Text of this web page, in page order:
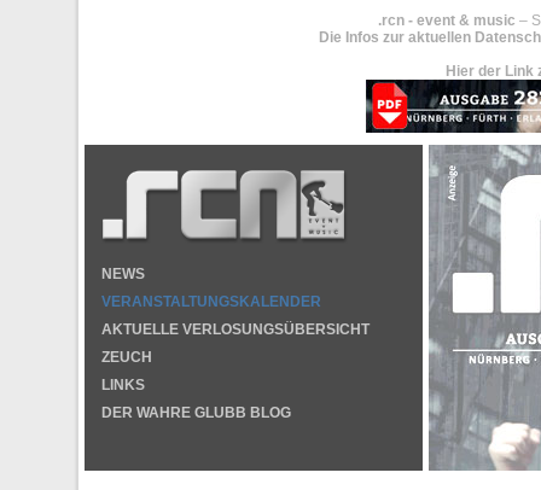
.rcn - event & music –
Die Infos zur aktuellen
Hier der Link
NEWS
VERANSTALTUNGSKALENDER
AKTUELLE VERLOSUNGSÜBERSICHT
ZEUCH
LINKS
DER WAHRE GLUBB BLOG